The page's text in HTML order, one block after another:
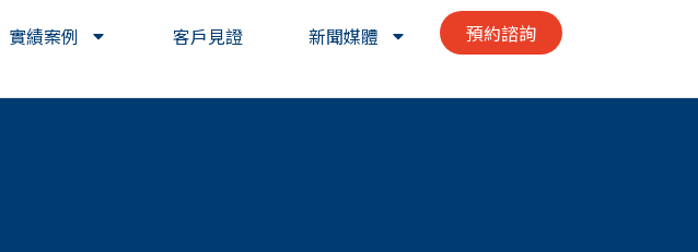
實績案例 客戶見證 新聞媒體 預約諮詢